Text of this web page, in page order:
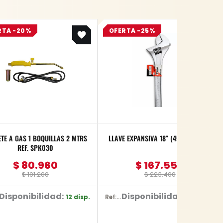
-20%
A GAS 1 BOQUILLAS 2 MTRS
REF. SPK030
$101.200
Original
price
$ 80.960
Current
price
Disponibilidad: 12 disp.
OFERTA -25%
LLAVE EXPANSIVA 18″ (450mm) YATO
$223.400
Original
price
was:
$ 223.400.
$ 167.550
Current
price
is:
$ 167.550.
Ref: YT-2177Disponibilidad: